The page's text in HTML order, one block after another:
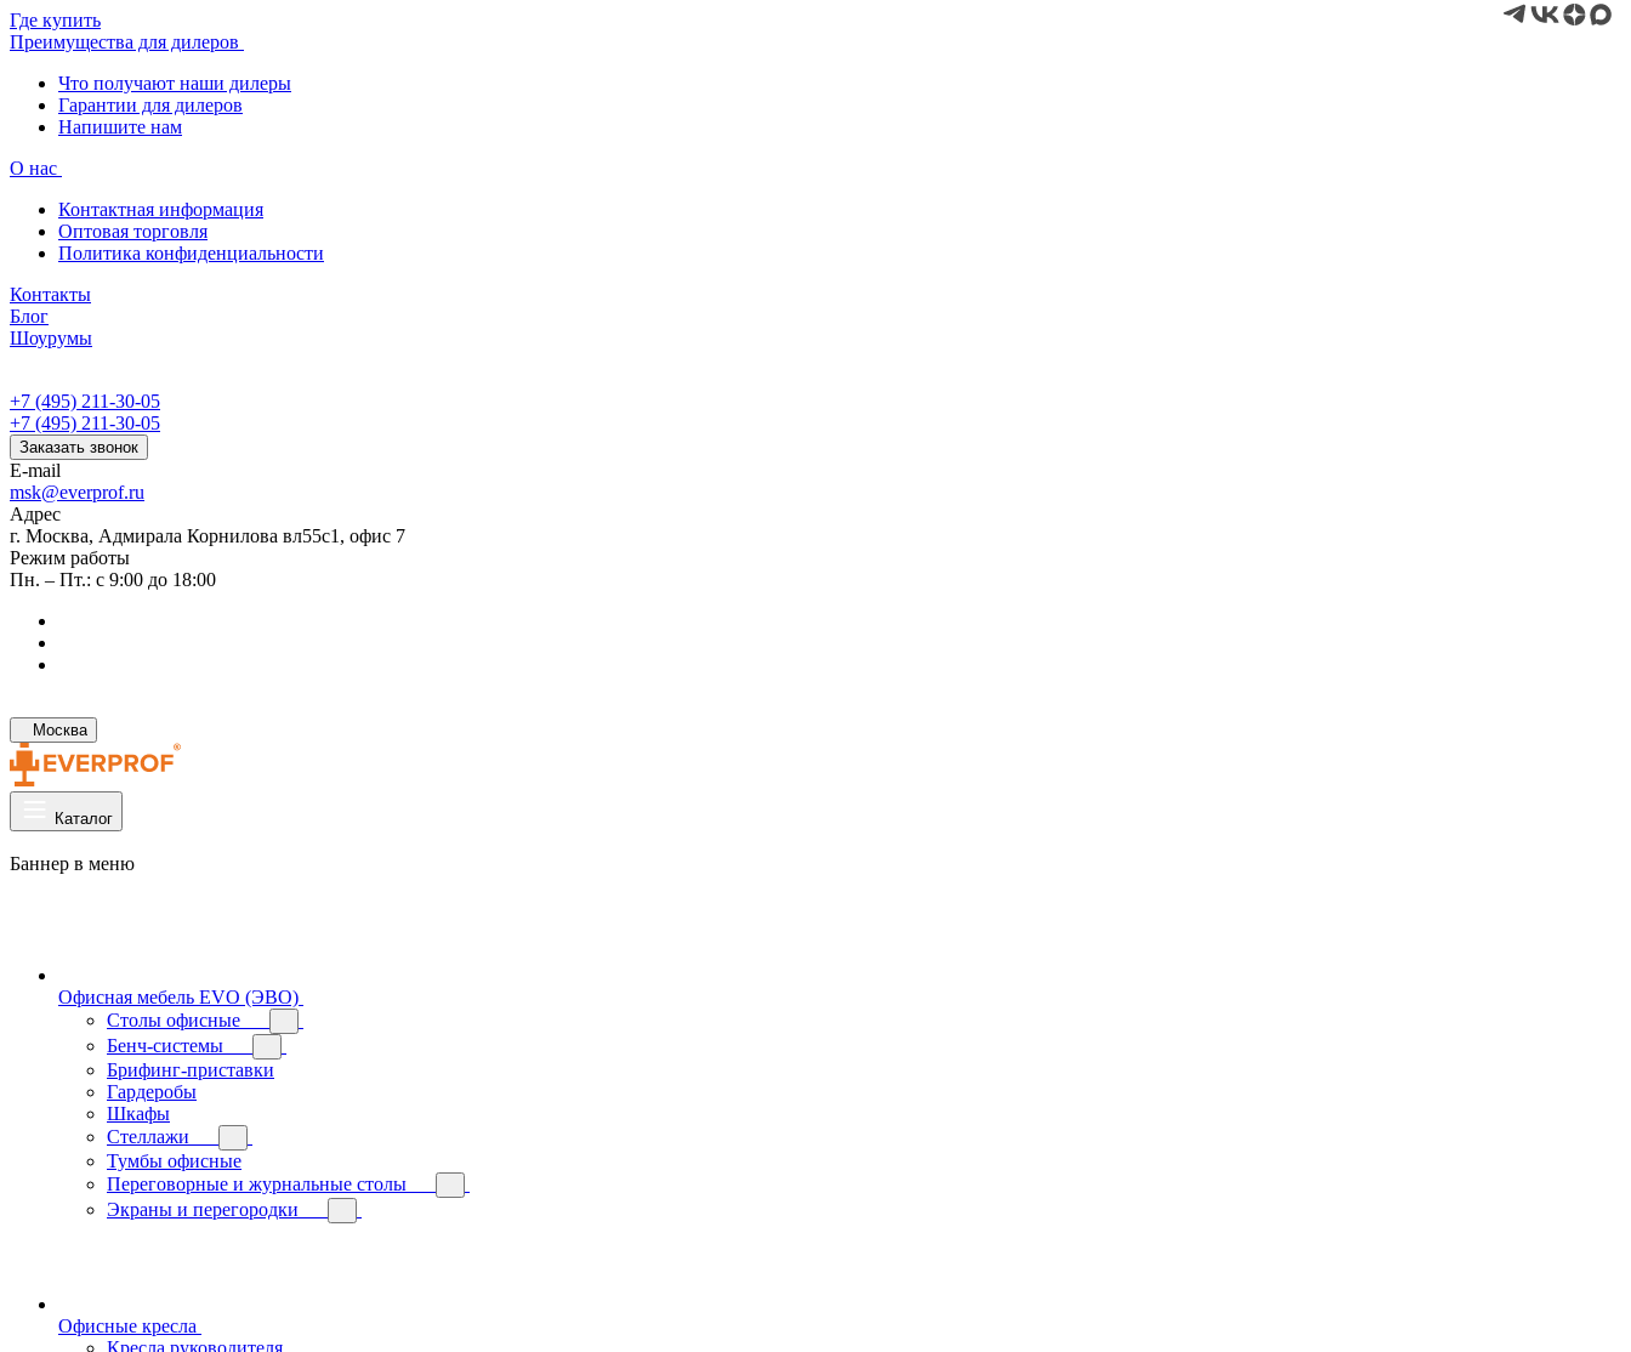
Где купить
Преимущества для дилеров
Что получают наши дилеры
Гарантии для дилеров
Напишите нам
О нас
Контактная информация
Оптовая торговля
Политика конфиденциальности
Контакты
Блог
Шоурумы
+7 (495) 211-30-05
+7 (495) 211-30-05
Заказать звонок
E-mail
msk@everprof.ru
Адрес
г. Москва, Адмирала Корнилова вл55с1, офис 7
Режим работы
Пн. – Пт.: с 9:00 до 18:00
Москва
Каталог
Баннер в меню
Офисная мебель EVO (ЭВО)
Cтолы офисные
Бенч-системы
Брифинг-приставки
Гардеробы
Шкафы
Стеллажи
Тумбы офисные
Переговорные и журнальные столы
Экраны и перегородки
Офисные кресла
Кресла руководителя